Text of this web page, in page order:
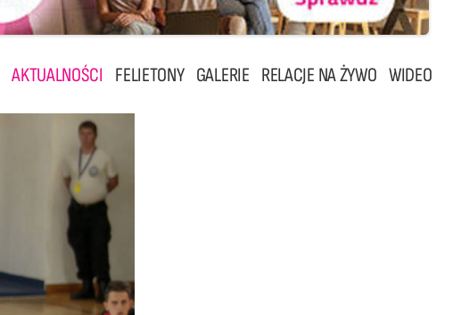
AKTUALNOŚCI FELIETONY GALERIE RELACJE NA ŻYWO WIDEO